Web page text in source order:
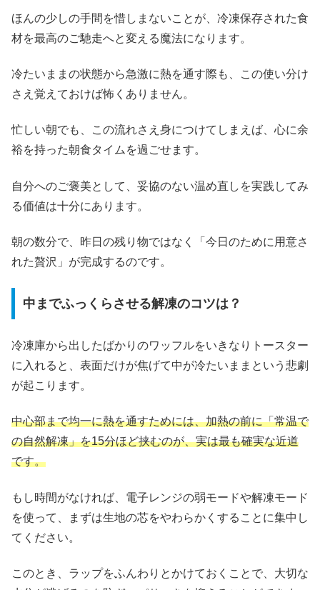
ほんの少しの手間を惜しまないことが、冷凍保存された食
材を最高のご馳走へと変える魔法になります。
冷たいままの状態から急激に熱を通す際も、この使い分け
さえ覚えておけば怖くありません。
忙しい朝でも、この流れさえ身につけてしまえば、心に余
裕を持った朝食タイムを過ごせます。
自分へのご褒美として、妥協のない温め直しを実践してみ
る価値は十分にあります。
朝の数分で、昨日の残り物ではなく「今日のために用意さ
れた贅沢」が完成するのです。
中までふっくらさせる解凍のコツは？
冷凍庫から出したばかりのワッフルをいきなりトースター
に入れると、表面だけが焦げて中が冷たいままという悲劇
が起こります。
中心部まで均一に熱を通すためには、加熱の前に「常温で
の自然解凍」を15分ほど挟むのが、実は最も確実な近道
です。
もし時間がなければ、電子レンジの弱モードや解凍モード
を使って、まずは生地の芯をやわらかくすることに集中し
てください。
このとき、ラップをふんわりとかけておくことで、大切な